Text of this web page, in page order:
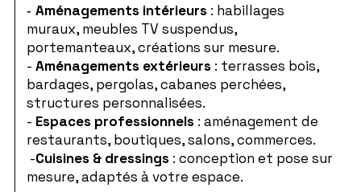
-Aménagements intérieurs : habillages
muraux, meubles TV suspendus,
portemanteaux, créations sur mesure.
-Aménagements extérieurs : terrasses bois,
bardages, pergolas, cabanes perchées,
structures personnalisées.
- Espaces professionnels : aménagement de
restaurants, boutiques, salons, commerces.
-Cuisines & dressings : conception et pose sur
mesure, adaptés à votre espace.